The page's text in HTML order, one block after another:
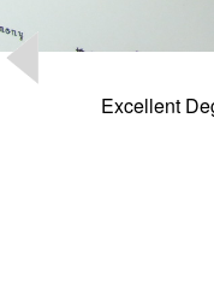
Excellent